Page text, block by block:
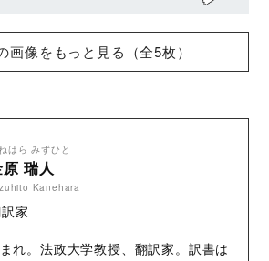
画像をもっと見る（全5枚）
はら みずひと
瑞人
Kanehara
家
れ。法政大学教授、翻訳家。訳書は